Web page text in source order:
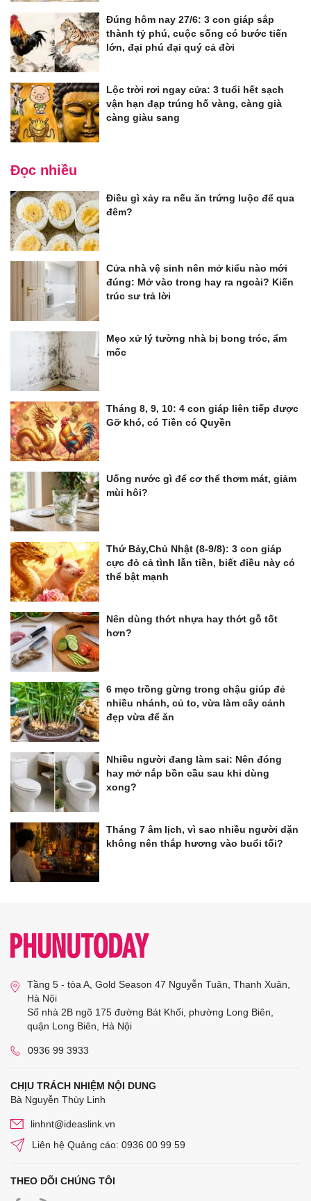
Đúng hôm nay 27/6: 3 con giáp sắp
thành tỷ phú, cuộc sống có bước tiến
lớn, đại phú đại quý cả đời
Lộc trời rơi ngay cửa: 3 tuổi hết sạch
vận hạn đạp trúng hố vàng, càng già
càng giàu sang
Đọc nhiều
Điều gì xảy ra nếu ăn trứng luộc để qua
đêm?
Cửa nhà vệ sinh nên mở kiểu nào mới
đúng: Mở vào trong hay ra ngoài? Kiến
trúc sư trả lời
Mẹo xử lý tường nhà bị bong tróc, ẩm
mốc
Tháng 8, 9, 10: 4 con giáp liên tiếp được
Gỡ khó, có Tiền có Quyền
Uống nước gì để cơ thể thơm mát, giảm
mùi hôi?
Thứ Bảy,Chủ Nhật (8-9/8): 3 con giáp
cực đỏ cả tình lẫn tiền, biết điều này có
thể bật mạnh
Nên dùng thớt nhựa hay thớt gỗ tốt
hơn?
6 mẹo trồng gừng trong chậu giúp đẻ
nhiều nhánh, củ to, vừa làm cây cảnh
đẹp vừa để ăn
Nhiều người đang làm sai: Nên đóng
hay mở nắp bồn cầu sau khi dùng
xong?
Tháng 7 âm lịch, vì sao nhiều người dặn
không nên thắp hương vào buổi tối?
Tầng 5 - tòa A, Gold Season 47 Nguyễn Tuân, Thanh Xuân,
Hà Nội
Số nhà 2B ngõ 175 đường Bát Khối, phường Long Biên,
quận Long Biên, Hà Nội
0936 99 3933
CHỊU TRÁCH NHIỆM NỘI DUNG
Bà Nguyễn Thùy Linh
linhnt@ideaslink.vn
Liên hệ Quảng cáo: 0936 00 99 59
THEO DÕI CHÚNG TÔI